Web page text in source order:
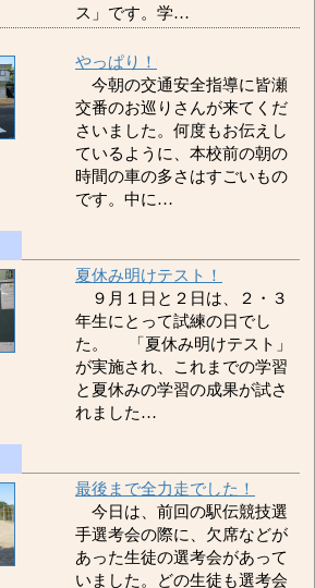
ス」です。学…
やっぱり！
今朝の交通安全指導に皆瀬
交番のお巡りさんが来てくだ
さいました。何度もお伝えし
ているように、本校前の朝の
時間の車の多さはすごいもの
です。中に…
夏休み明けテスト！
９月１日と２日は、２・３
年生にとって試練の日でし
た。 「夏休み明けテスト」
が実施され、これまでの学習
と夏休みの学習の成果が試さ
れました…
最後まで全力走でした！
今日は、前回の駅伝競技選
手選考会の際に、欠席などが
あった生徒の選考会があって
いました。どの生徒も選考会